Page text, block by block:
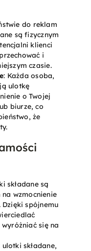
do reklam
są fizycznym
klienci
i
czasie.
: Każda osoba,
ulotkę
o Twojej
biurze, co
że
składane są
wzmocnienie
spójnemu
się na
ulotki składane,